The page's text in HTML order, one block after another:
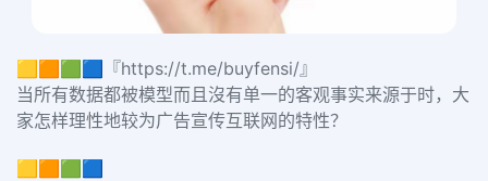
🟨🟧🟩🟦『https://t.me/buyfensi/』
当所有数据都被模型而且沒有单一的客观事实来源于时，大
家怎样理性地较为广告宣传互联网的特性？
🟨🟧🟩🟦